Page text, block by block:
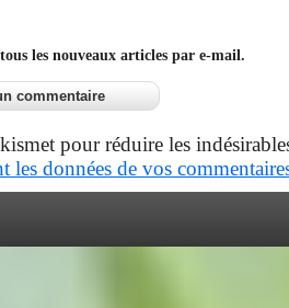
les nouveaux articles par e-mail.
pour réduire les
les données de vos